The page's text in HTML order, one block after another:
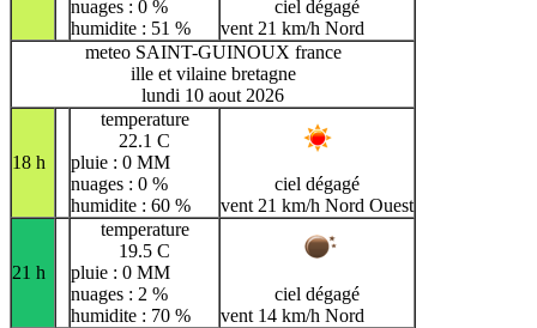
nuages : 0 %
humidite : 51 %
ciel dégagé
vent 21 km/h Nord
meteo SAINT-GUINOUX france
ille et vilaine bretagne
lundi 10 aout 2026
18 h
temperature
22.1 C
pluie : 0 MM
nuages : 0 %
humidite : 60 %
ciel dégagé
vent 21 km/h Nord Ouest
21 h
temperature
19.5 C
pluie : 0 MM
nuages : 2 %
humidite : 70 %
ciel dégagé
vent 14 km/h Nord